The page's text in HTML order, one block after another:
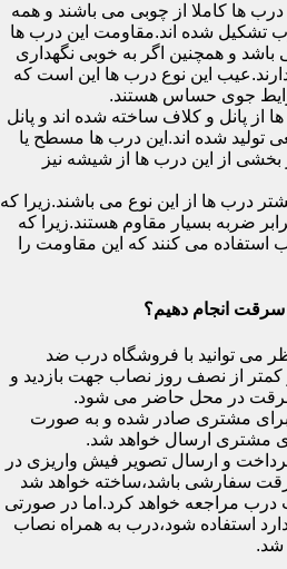
ها کاملا از چوبی می باشند و همه
شده اند.مقاومت این درب ها
باشد و همچنین اگر به خوبی نگهداری
این نوع درب ها این است که
جوی حساس هستند.
از پانل و کلاف ساخته شده اند و پانل
تولید شده اند.این درب ها مسطح یا
از این درب ها از شیشه نیز
درب ها از این نوع می باشند.زیرا که
ضربه بسیار مقاوم هستند.زیرا که
می کنند که این مقاومت را
سرقت انجام دهیم؟
می توانید با فروشگاه درب ضد
از نصف روز نصاب جهت بازدید و
در محل حاضر می شود.
برای مشتری صادر شده و به صورت
مشتری ارسال خواهد شد.
و ارسال تصویر فیش واریزی در
سفارشی باشد،ساخته خواهد شد
مراجعه خواهد کرد.اما در صورتی
استفاده شود،درب به همراه نصاب
شد.